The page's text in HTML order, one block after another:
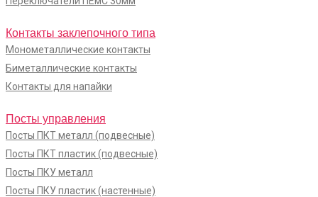
Контакты заклепочного типа
Монометаллические контакты
Биметаллические контакты
Контакты для напайки
Посты управления
Посты ПКТ металл (подвесные)
Посты ПКТ пластик (подвесные)
Посты ПКУ металл
Посты ПКУ пластик (настенные)